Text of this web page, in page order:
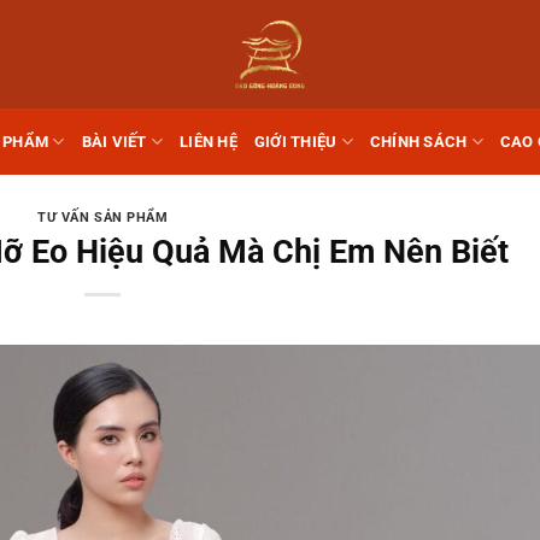
BÀI VIẾT LIÊN HỆ GIỚI THIỆU CHÍNH SÁCH CAO
TƯ VẤN SẢN PHẨM
Eo Hiệu Quả Mà Chị Em Nên Biết